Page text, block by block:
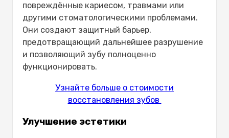
повреждённые кариесом, травмами или
другими стоматологическими проблемами.
Они создают защитный барьер,
предотвращающий дальнейшее разрушение
и позволяющий зубу полноценно
функционировать.
Узнайте больше о стоимости
восстановления зубов
Улучшение эстетики